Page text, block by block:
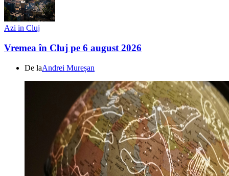
Azi in Cluj
Vremea în Cluj pe 6 august 2026
De laAndrei Mureșan